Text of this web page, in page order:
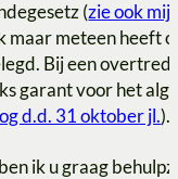
(zie ook
maar meteen heeft
Bij een
garant voor het
d.d. 31 oktober jl.).
ik u graag